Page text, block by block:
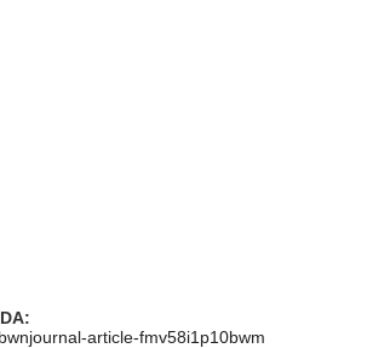
article-fmv58i1p10bwm